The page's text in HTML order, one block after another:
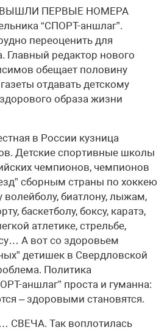
ВЫШЛИ ПЕРВЫЕ НОМЕРА
“СПОРТ-аншлаг”.
переоценить для
Главный редактор нового
обещает половину
отдавать детскому
образа жизни
в России кузница
Детские спортивные школы
чемпионов, чемпионов
сборным страны по хоккею
биатлону, лыжам,
баскетболу, боксу, каратэ,
атлетике, стрельбе,
А вот со здоровьем
детишек в Свердловской
Политика
аншлаг” проста и гуманна:
– здоровыми становятся.
Так воплотилась